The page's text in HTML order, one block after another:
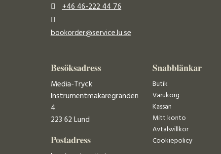
+46 46-222 44 76
bookorder@service.lu.se
Besöksadress
Media-Tryck
Instrumentmakaregränden
4
223 62 Lund
Postadress
Snabblänkar
Butik
Varukorg
Kassan
Mitt konto
Avtalsvillkor
Cookiepolicy